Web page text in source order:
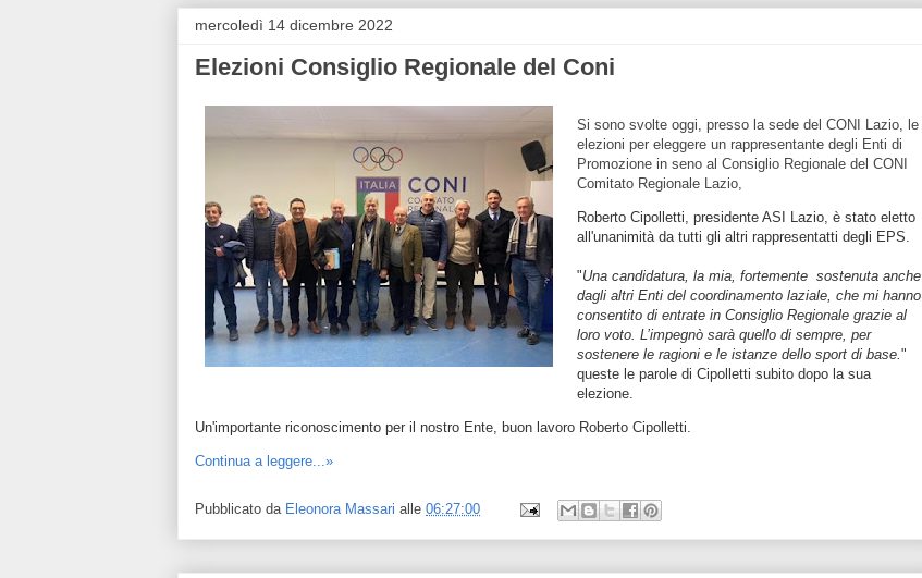
mercoledì 14 dicembre 2022
Elezioni Consiglio Regionale del Coni
Si sono svolte oggi, presso la sede del CONI Lazio, le
elezioni per eleggere un rappresentante degli Enti di
Promozione in seno al Consiglio Regionale del CONI
Comitato Regionale Lazio,
Roberto Cipolletti, presidente ASI Lazio, è stato eletto
all'unanimità da tutti gli altri rappresentatti degli EPS.
"Una candidatura, la mia, fortemente sostenuta anche
dagli altri Enti del coordinamento laziale, che mi hanno
consentito di entrate in Consiglio Regionale grazie al
loro voto. L’impegnò sarà quello di sempre, per
sostenere le ragioni e le istanze dello sport di base. "
queste le parole di Cipolletti subito dopo la sua
elezione.
Un'importante riconoscimento per il nostro Ente, buon lavoro Roberto Cipolletti.
Continua a leggere...»
Pubblicato da Eleonora Massari alle 06:27:00